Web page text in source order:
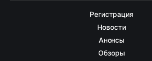
Регистрация
Новости
Анонсы
Обзоры